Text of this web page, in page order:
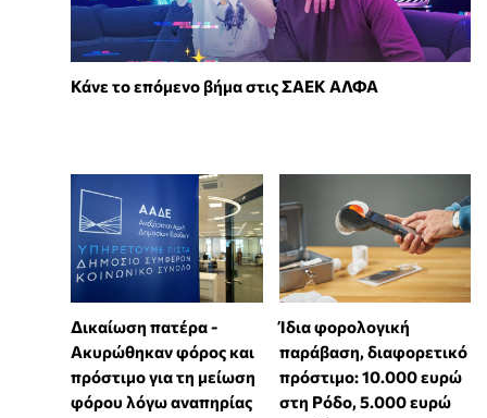
Κάνε το επόμενο βήμα στις ΣΑΕΚ ΑΛΦΑ
Δικαίωση πατέρα -
Ακυρώθηκαν φόρος και
πρόστιμο για τη μείωση
φόρου λόγω αναπηρίας
Ίδια φορολογική
παράβαση, διαφορετικό
πρόστιμο: 10.000 ευρώ
στη Ρόδο, 5.000 ευρώ